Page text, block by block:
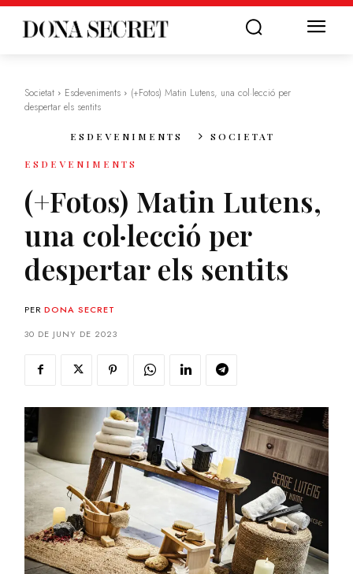
Societat Esdeveniments
(+Fotos) Matin Lutens, una col·lecció per
despertar els sentits
ESDEVENIMENTS SOCIETAT
ESDEVENIMENTS
(+Fotos) Matin Lutens,
una col·lecció per
despertar els sentits
PER DONA SECRET
30 DE JUNY DE 2023